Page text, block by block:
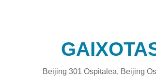
Beijing 301 Ospitalea, Beijing